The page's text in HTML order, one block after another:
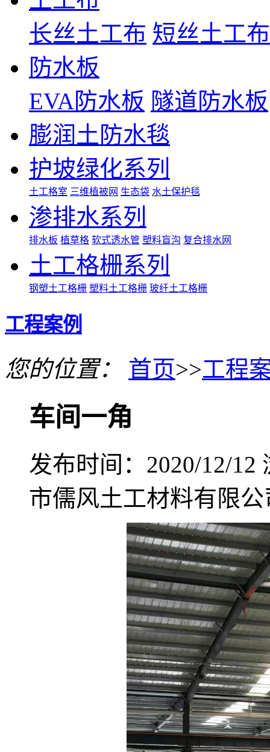
长丝土工布 短丝土工布
防水板
EVA防水板 隧道防水板
膨润土防水毯
护坡绿化系列
土工格室 三维植被网 生态袋 水土保护毯
渗排水系列
排水板 植草格 软式透水管 塑料盲沟 复合排水网
土工格栅系列
钢塑土工格栅 塑料土工格栅 玻纤土工格栅
工程案例
您的位置： 首页>>工程
车间一角
发布时间：2020/12/12
市儒风土工材料有限公